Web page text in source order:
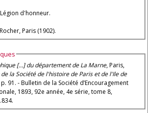
d'honneur.
Paris (1902).
[...] du département de La Marne, Paris,
la Société de l'histoire de Paris et de l'Ile de
91. - Bulletin de la Société d’Encouragement
1893, 92e année, 4e série, tome 8,